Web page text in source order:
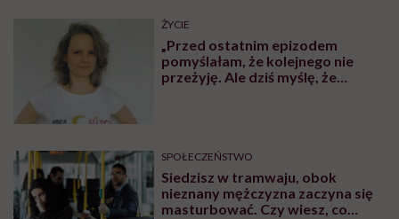
ŻYCIE
„Przed ostatnim epizodem
pomyślałam, że kolejnego nie
przeżyję. Ale dziś myślę, że
SPOŁECZEŃSTWO
Siedzisz w tramwaju, obok
nieznany mężczyzna zaczyna się
masturbować. Czy wiesz, co